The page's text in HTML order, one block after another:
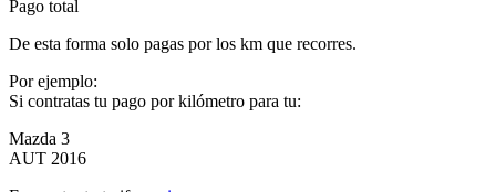
Pago total
De esta forma solo pagas por los km que recorres.
Por ejemplo:
Si contratas tu pago por kilómetro para tu:
Mazda 3
AUT 2016